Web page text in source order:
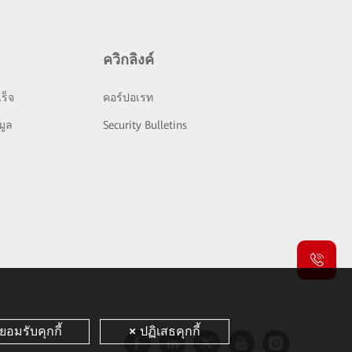
จ
ล
ควิกลิงค์
คอร์ปอเรท
Security Bulletins